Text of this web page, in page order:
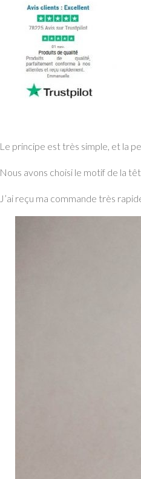
Le principe est très simple, et la
Nous avons choisi le motif de la
J’ai reçu ma commande très